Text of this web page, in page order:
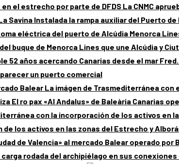
La CNMC
Instalada la rampa auxiliar del Puerto de
Menorca
un puerto comercial
La imágen de Trasmediterránea con
El ro pax «Al Andalus» de Baleària Canarias
los activos en las zonas del Estrecho y
de Valencia» al mercado Balear operado por